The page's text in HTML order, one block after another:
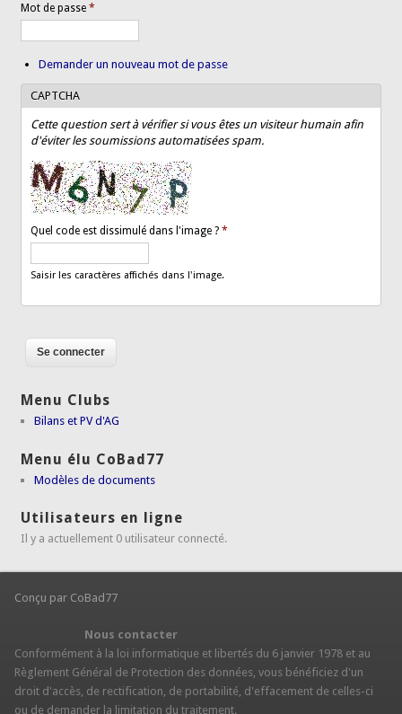
Mot de passe*
Demander un nouveau mot de passe
CAPTCHA
Cette question sert à vérifier si vous êtes un visiteur humain afin
d'éviter les soumissions automatisées spam.
Quel code est dissimulé dans l'image ?*
Saisir les caractères affichés dans l'image.
Menu Clubs
Bilans et PV d'AG
Menu élu CoBad77
Modèles de documents
Utilisateurs en ligne
Il y a actuellement 0 utilisateur connecté.
Conçu par CoBad77
Nous contacter
Conformément à la loi informatique et libertés du 6 janvier 1978 et au
Règlement Général de Protection des données, vous bénéficiez d'un
droit d'accès, de rectification, de portabilité, d'effacement de celles-ci
ou de demander la limitation du traitement.